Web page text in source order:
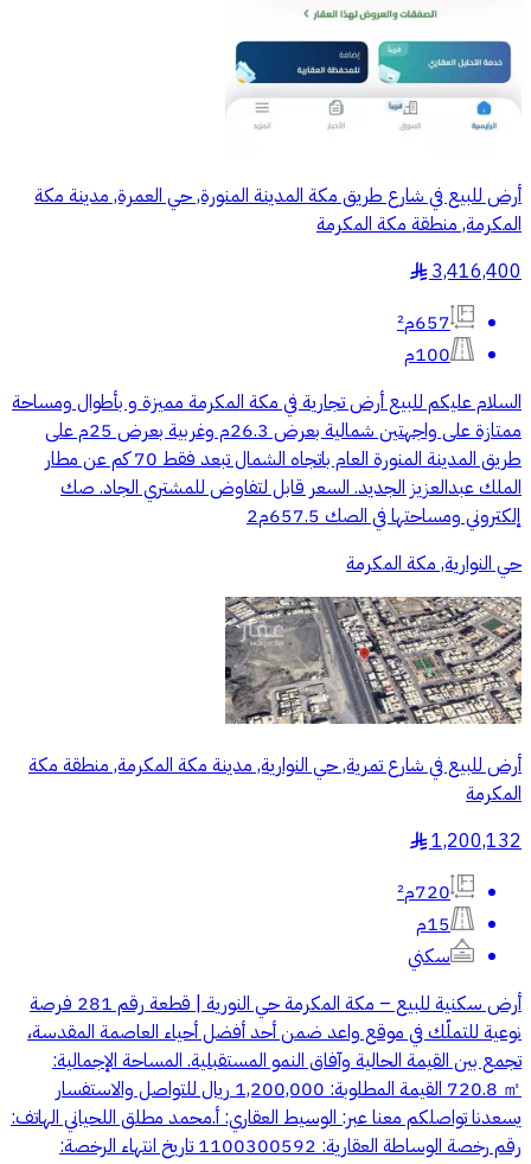
أرض للبيع في شارع طريق مكة المدينة المنورة, حي العمرة, مدينة مكة
المكرمة, منطقة مكة المكرمة
3,416,400
§
657م²
100م
السلام عليكم للبيع أرض تجارية في مكة المكرمة مميزة و بأطوال ومساحة
ممتازة على واجهتين شمالية بعرض 26.3م وغربية بعرض 25م على
طريق المدينة المنورة العام باتجاه الشمال تبعد فقط 70 كم عن مطار
الملك عبدالعزيز الجديد. السعر قابل لتفاوض للمشتري الجاد. صك
إلكتروني ومساحتها في الصك 657.5م2
حي النوارية, مكة المكرمة
أرض للبيع في شارع تمرية, حي النوارية, مدينة مكة المكرمة, منطقة مكة
المكرمة
1,200,132
§
720م²
15م
سكني
أرض سكنية للبيع – مكة المكرمة حي النورية | قطعة رقم 281 فرصة
نوعية للتملّك في موقع واعد ضمن أحد أفضل أحياء العاصمة المقدسة،
تجمع بين القيمة الحالية وآفاق النمو المستقبلية. المساحة الإجمالية:
‎720.8 ㎡ القيمة المطلوبة: 1,200,000 ريال للتواصل والاستفسار
يسعدنا تواصلكم معنا عبر: الوسيط العقاري: أ.محمد مطلق اللحياني الهاتف:
رقم رخصة الوساطة العقارية: 1100300592 تاريخ انتهاء الرخصة: